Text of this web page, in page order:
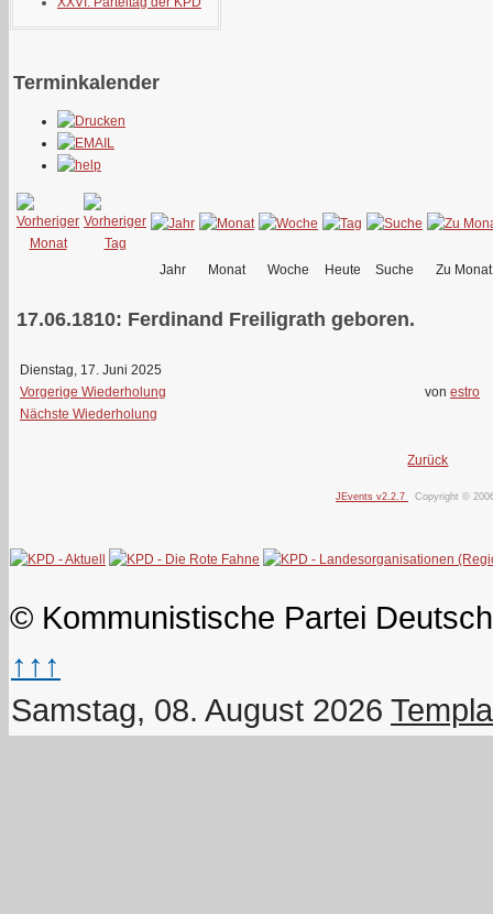
Terminkalender
Jahr Monat Woche Heute Suche Zu Monat
17.06.1810: Ferdinand Freiligrath geboren.
Dienstag, 17. Juni 2025
Vorgerige Wiederholung
Nächste Wiederholung
von estro
Zurück
JEvents v2.2.7 Copyright ©
© Kommunistische Partei
↑↑↑
Samstag, 08. August 2026